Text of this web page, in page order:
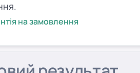
на замовлення